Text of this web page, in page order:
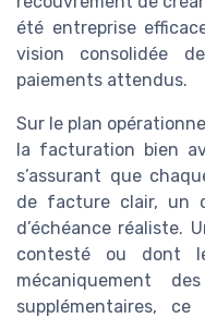
été entreprise
vision consolidée
paiements attendus.
Sur le plan
la facturation bien
s’assurant que
de facture clair, un
d’échéance réaliste.
contesté ou dont
mécaniquement
supplémentaires,